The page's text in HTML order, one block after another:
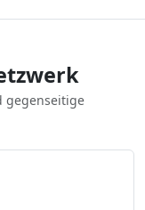
gegenseitige